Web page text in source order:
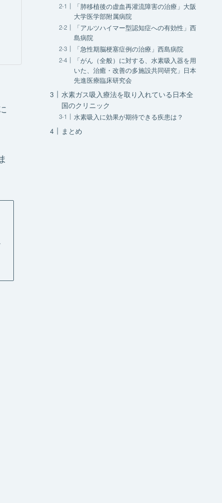
「肺移植後の虚血再灌流障害の治療」大阪
大学医学部附属病院
「アルツハイマー型認知症への有効性」西
島病院
「急性期脳梗塞症例の治療」西島病院
「がん（全般）に対する、水素吸入器を用
いた、治癒・改善の多施設共同研究」日本
先進医療臨床研究会
水素ガス吸入療法を取り入れている日本全
国のクリニック
水素吸入に効果が期待できる疾患は？
まとめ